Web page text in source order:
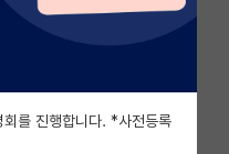
를 진행합니다. *사전등록